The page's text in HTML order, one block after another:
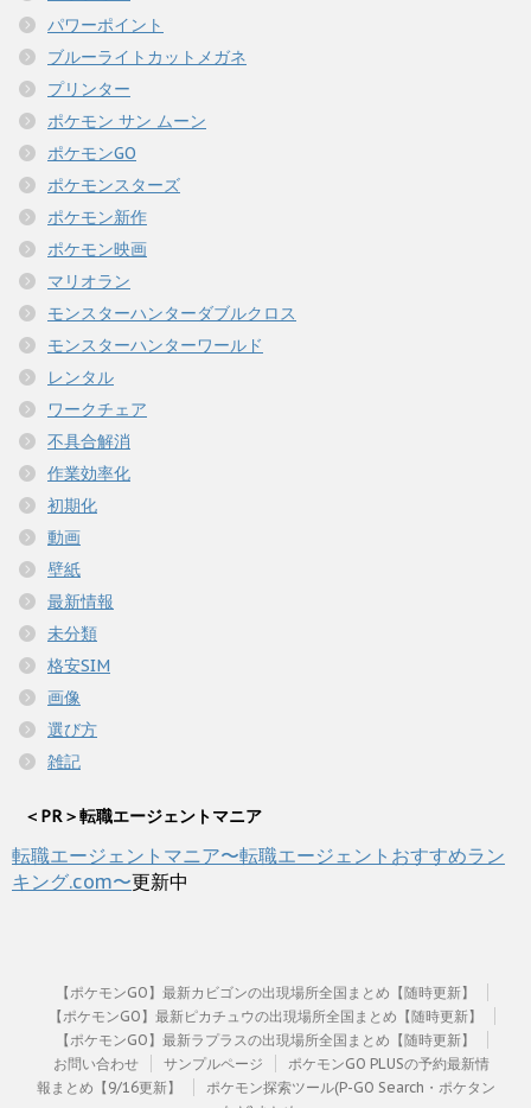
パワーポイント
ブルーライトカットメガネ
プリンター
ポケモン サン ムーン
ポケモンGO
ポケモンスターズ
ポケモン新作
ポケモン映画
マリオラン
モンスターハンターダブルクロス
モンスターハンターワールド
レンタル
ワークチェア
不具合解消
作業効率化
初期化
動画
壁紙
最新情報
未分類
格安SIM
画像
選び方
雑記
＜PR＞転職エージェントマニア
転職エージェントマニア〜転職エージェントおすすめラン
キング.com〜更新中
【ポケモンGO】最新カビゴンの出現場所全国まとめ【随時更新】
【ポケモンGO】最新ピカチュウの出現場所全国まとめ【随時更新】
【ポケモンGO】最新ラプラスの出現場所全国まとめ【随時更新】
お問い合わせ
サンプルページ
ポケモンGO PLUSの予約最新情
報まとめ【9/16更新】
ポケモン探索ツール(P-GO Search・ポケタン